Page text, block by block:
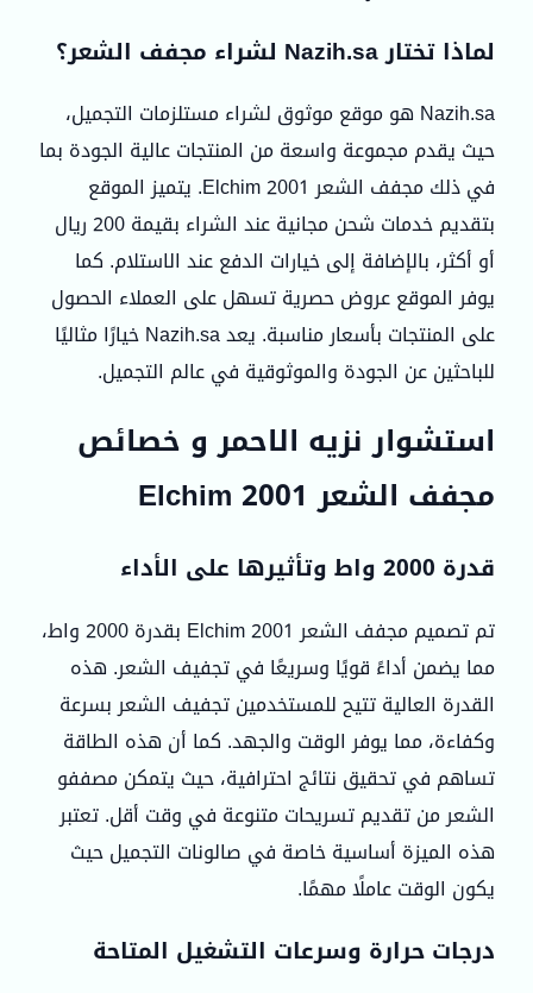
لماذا تختار Nazih.sa لشراء مجفف الشعر؟
Nazih.sa هو موقع موثوق لشراء مستلزمات التجميل،
حيث يقدم مجموعة واسعة من المنتجات عالية الجودة بما
في ذلك مجفف الشعر Elchim 2001. يتميز الموقع
بتقديم خدمات شحن مجانية عند الشراء بقيمة 200 ريال
أو أكثر، بالإضافة إلى خيارات الدفع عند الاستلام. كما
يوفر الموقع عروض حصرية تسهل على العملاء الحصول
على المنتجات بأسعار مناسبة. يعد Nazih.sa خيارًا مثاليًا
للباحثين عن الجودة والموثوقية في عالم التجميل.
استشوار نزيه الاحمر و خصائص
مجفف الشعر Elchim 2001
قدرة 2000 واط وتأثيرها على الأداء
تم تصميم مجفف الشعر Elchim 2001 بقدرة 2000 واط،
مما يضمن أداءً قويًا وسريعًا في تجفيف الشعر. هذه
القدرة العالية تتيح للمستخدمين تجفيف الشعر بسرعة
وكفاءة، مما يوفر الوقت والجهد. كما أن هذه الطاقة
تساهم في تحقيق نتائج احترافية، حيث يتمكن مصففو
الشعر من تقديم تسريحات متنوعة في وقت أقل. تعتبر
هذه الميزة أساسية خاصة في صالونات التجميل حيث
يكون الوقت عاملًا مهمًا.
درجات حرارة وسرعات التشغيل المتاحة